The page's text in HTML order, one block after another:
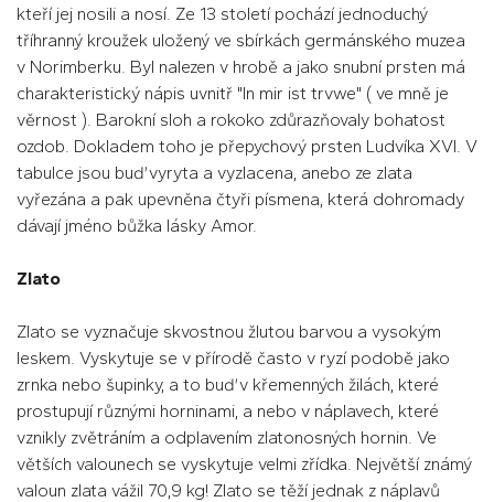
kteří jej nosili a nosí. Ze 13 století pochází jednoduchý
tříhranný kroužek uložený ve sbírkách germánského muzea
v Norimberku. Byl nalezen v hrobě a jako snubní prsten má
charakteristický nápis uvnitř "In mir ist trvwe" ( ve mně je
věrnost ). Barokní sloh a rokoko zdůrazňovaly bohatost
ozdob. Dokladem toho je přepychový prsten Ludvíka XVI. V
tabulce jsou buď vyryta a vyzlacena, anebo ze zlata
vyřezána a pak upevněna čtyři písmena, která dohromady
dávají jméno bůžka lásky Amor.
Zlato
Zlato se vyznačuje skvostnou žlutou barvou a vysokým
leskem. Vyskytuje se v přírodě často v ryzí podobě jako
zrnka nebo šupinky, a to buď v křemenných žilách, které
prostupují různými horninami, a nebo v náplavech, které
vznikly zvětráním a odplavením zlatonosných hornin. Ve
větších valounech se vyskytuje velmi zřídka. Největší známý
valoun zlata vážil 70,9 kg! Zlato se těží jednak z náplavů